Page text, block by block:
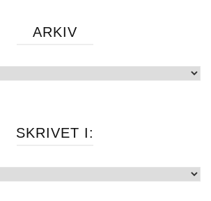
ARKIV
SKRIVET I: